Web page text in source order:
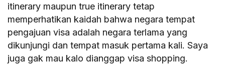
itinerary maupun true itinerary tetap
memperhatikan kaidah bahwa negara tempat
pengajuan visa adalah negara terlama yang
dikunjungi dan tempat masuk pertama kali. Saya
juga gak mau kalo dianggap visa shopping.